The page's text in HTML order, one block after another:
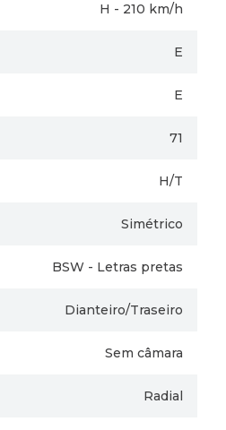
H - 210 km/h
E
E
71
H/T
Simétrico
BSW - Letras pretas
Dianteiro/Traseiro
Sem câmara
Radial